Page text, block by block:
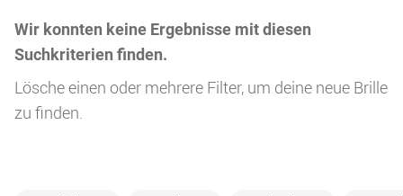
Wir konnten keine Ergebnisse mit diesen
Suchkriterien finden.
Lösche einen oder mehrere Filter, um deine neue Brille
zu finden.